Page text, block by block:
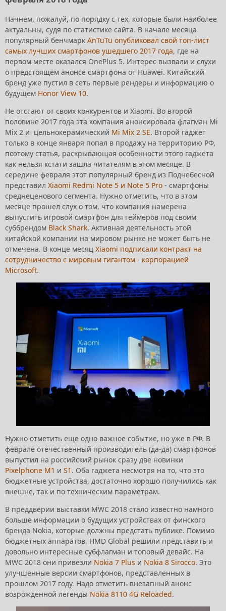
Начнем, пожалуй, по порядку с тех, которые были наиболее
актуальны, судя по статистике сайта. В начале месяца
популярный бенчмарк AnTuTu опубликовал свой топ-лист
самых лучших смартфонов ушедшего 2017 года, где на
первом месте оказался OnePlus 5. Интерес вызвали и слухи
о предстоящем анонсе смартфона от Huawei. Китайский
бренд уже пустил в сеть первые рендеры и информацию о
будущем Honor View 10.
Не отстают от своих конкурентов и Xiaomi. Во второй
половине 2017 года эта компания анонсировала флагман Mi
Mix 2 и цельнокерамический Mi Mix 2 SE. Второй гаджет
только в конце января попал в продажу на территорию РФ,
поэтому статья, раскрывающая особенности этого гаджета
как нельзя кстати зашла читателям в этом месяце. В
середине февраля этот популярный бренд из Поднебесной
представил Xiaomi Redmi Note 5 и Note 5 Pro - смартфоны
среднеценового сегмента. Нужно отметить, что в этом
месяце прошел слух о том, что компания намерена
выпустить игровой смартфон для геймеров под своим
суббрендом Black Shark. Активная деятельность этой
китайской компании на мировом рынке не может быть не
отмечена. В конце месяц Xiaomi подписали контракт на
сотрудничество с мировым гигантом - корпорацией
Microsoft.
Нужно отметить еще одно важное событие, но уже в РФ. В
феврале отечественный производитель (да-да) смартфонов
выпустил на российский рынок сразу две новинки
Pixelphone M1 и S1 . Оба гаджета несмотря на то, что это
бюджетные устройства, достаточно хорошо получились как
внешне, так и по техническим параметрам.
В преддверии выставки MWC 2018 стало известно намного
больше информации о будущих устройствах от финского
бренда Nokia, которые должны предстать публике. Помимо
бюджетных аппаратов, HMD Global решили представить и
довольно интересные субфлагман и топовый девайс. На
MWC 2018 они привезли Nokia 7 Plus и Nokia 8 Sirocco. Это
улучшенные версии смартфонов, представленных в
прошлом 2017 году. Надо отметить внезапный анонс
возрожденной легенды Nokia 8110 4G Reloaded.